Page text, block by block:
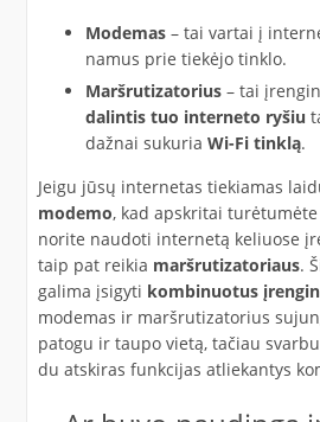
Modemas– tai vartai į
namus prie tiekėjo tinklo.
Maršrutizatorius– tai
dalintis tuo interneto ryšiu
dažnai sukuria Wi-Fi tinklą.
Jeigu jūsų internetas tiekiamas
modemo, kad apskritai
norite naudoti internetą keliuose
taip pat reikia maršrutizatoriaus.
galima įsigyti kombinuotus
modemas ir maršrutizatorius
patogu ir taupo vietą, tačiau
du atskiras funkcijas atliekantys